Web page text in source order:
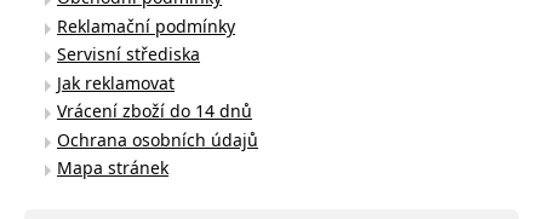
Reklamační podmínky
Servisní střediska
Jak reklamovat
Vrácení zboží do 14 dnů
Ochrana osobních údajů
Mapa stránek